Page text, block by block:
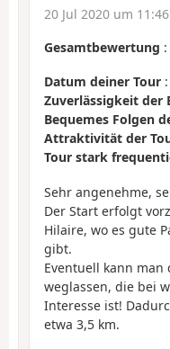
20 Jul 2020 um 11:46
Gesamtbewertung :
Datum deiner Tour
Zuverlässigkeit der
Bequemes Folgen
Attraktivität der
Tour stark
Sehr angenehme,
Der Start erfolgt
Hilaire, wo es gute
gibt.
Eventuell kann man
weglassen, die bei
Interesse ist!
etwa 3,5 km.